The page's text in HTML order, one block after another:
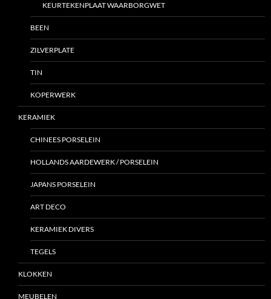
KEURTEKENPLAAT WAARBORGWET
BEEN
ZILVERPLATE
TIN
KOPERWERK
KERAMIEK
CHINEES PORSELEIN
HOLLANDS AARDEWERK / PORSELEIN
JAPANS PORSELEIN
ART DECO
KERAMIEK DIVERS
TEGELS
KLOKKEN
MEUBELEN